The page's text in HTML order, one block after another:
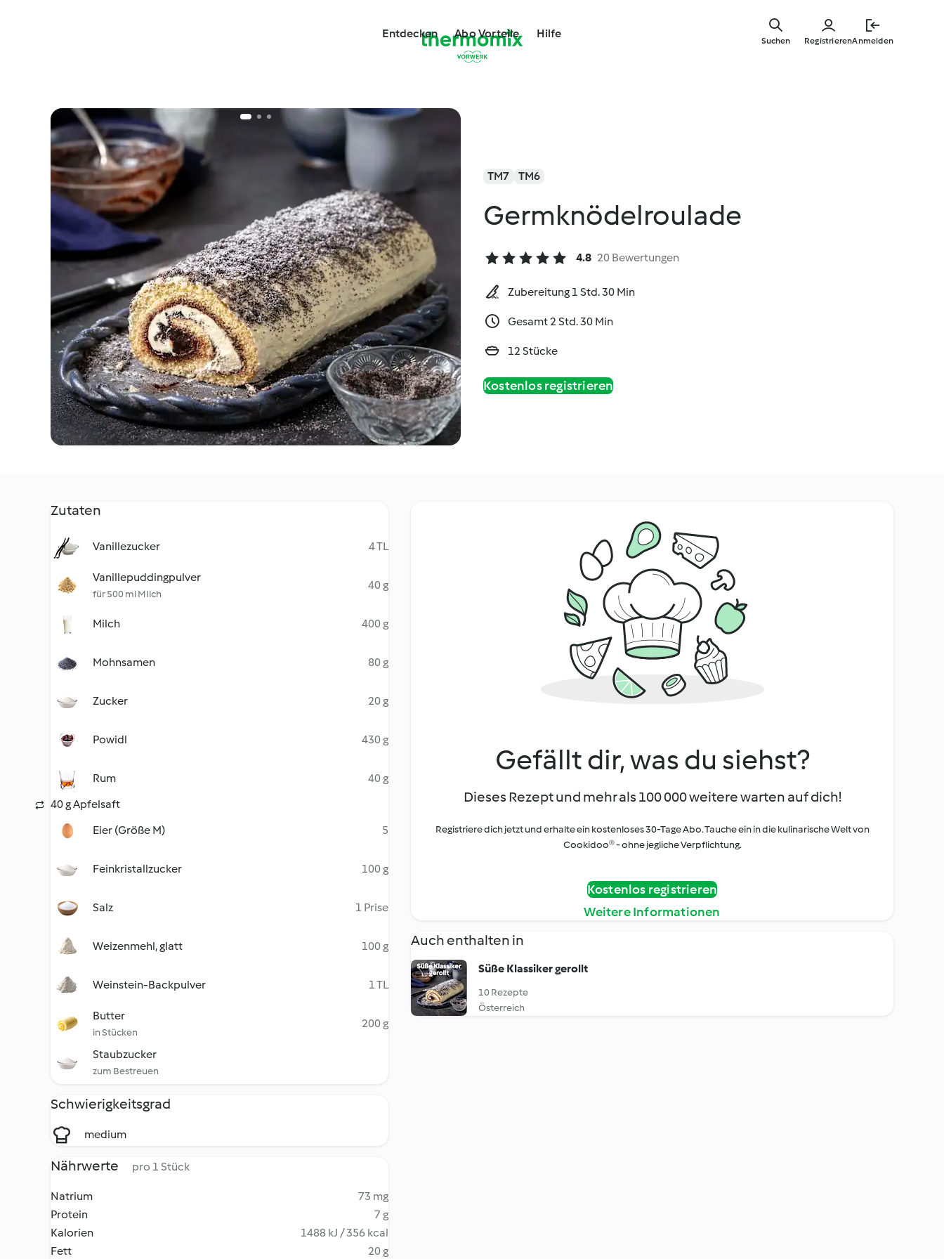
springen
Entdecken Abo Vorteile Hilfe
RegistrierenAnmelden
Suchen
TM7 TM6
Germknödelroulade
4.8 20 Bewertungen
Zubereitung 1 Std. 30 Min
Gesamt 2 Std. 30 Min
12 Stücke
Kostenlos registrieren
Zutaten
Vanillezucker 4 TL
Vanillepuddingpulver
für 500 ml MIlch
40 g
Milch 400 g
Mohnsamen 80 g
Zucker 20 g
Powidl 430 g
Rum
40 g
40 g Apfelsaft
Eier (Größe M)
5
Feinkristallzucker 100 g
Salz 1 Prise
Weizenmehl, glatt 100 g
Weinstein-Backpulver 1 TL
Butter
in Stücken
200 g
Staubzucker
zum Bestreuen
Schwierigkeitsgrad
medium
Nährwerte pro 1 Stück
Natrium
73 mg
Protein
7 g
Kalorien
1488 kJ / 356 kcal
Fett
20 g
Gefällt dir, was du siehst?
Dieses Rezept und mehr als 100 000 weitere warten auf dich!
Registriere dich jetzt und erhalte ein kostenloses 30-Tage Abo. Tauche ein in die kulinarische Welt von
Cookidoo® - ohne jegliche Verpflichtung.
Kostenlos registrieren
Weitere Informationen
Auch enthalten in
Süße Klassiker gerollt
10 Rezepte
Österreich